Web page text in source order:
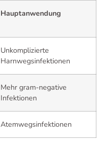
Hauptanwendung
Unkomplizierte
Harnwegsinfektionen
Mehr gram-negative
Infektionen
Atemwegsinfektionen